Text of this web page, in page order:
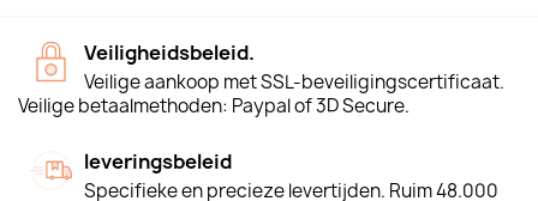
Veiligheidsbeleid.
Veilige aankoop met SSL-beveiligingscertificaat.
Veilige betaalmethoden: Paypal of 3D Secure.
leveringsbeleid
Specifieke en precieze levertijden. Ruim 48.000